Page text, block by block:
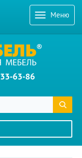
Меню
63-86